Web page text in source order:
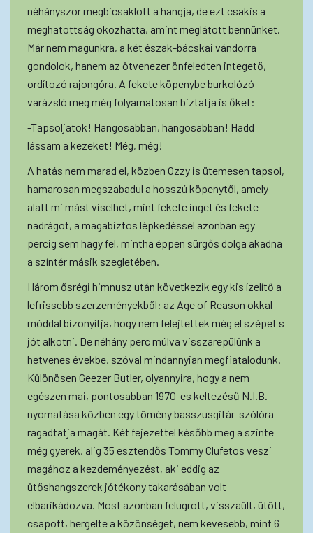
néhányszor megbicsaklott a hangja, de ezt csakis a
meghatottság okozhatta, amint meglátott bennünket.
Már nem magunkra, a két észak-bácskai vándorra
gondolok, hanem az ötvenezer önfeledten integető,
ordítozó rajongóra. A fekete köpenybe burkolózó
varázsló meg még folyamatosan biztatja is őket:
-Tapsoljatok! Hangosabban, hangosabban! Hadd
lássam a kezeket! Még, még!
A hatás nem marad el, közben Ozzy is ütemesen tapsol,
hamarosan megszabadul a hosszú köpenytől, amely
alatt mi mást viselhet, mint fekete inget és fekete
nadrágot, a magabiztos lépkedéssel azonban egy
percig sem hagy fel, mintha éppen sürgős dolga akadna
a színtér másik szegletében.
Három ősrégi himnusz után következik egy kis ízelítő a
lefrissebb szerzeményekből: az Age of Reason okkal-
móddal bizonyítja, hogy nem felejtettek még el szépet s
jót alkotni. De néhány perc múlva visszarepülünk a
hetvenes évekbe, szóval mindannyian megfiatalodunk.
Különösen Geezer Butler, olyannyira, hogy a nem
egészen mai, pontosabban 1970-es keltezésű N.I.B.
nyomatása közben egy tömény basszusgitár-szólóra
ragadtatja magát. Két fejezettel később meg a szinte
még gyerek, alig 35 esztendős Tommy Clufetos veszi
magához a kezdeményezést, aki eddig az
ütőshangszerek jótékony takarásában volt
elbarikádozva. Most azonban felugrott, visszaült, ütött,
csapott, hergelte a közönséget, nem kevesebb, mint 6